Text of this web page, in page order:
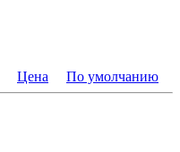
Цена По умолчанию